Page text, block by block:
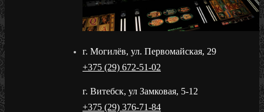
г. Могилёв, ул. Первомайская, 29
+375 (29) 672-51-02
г. Витебск, ул Замковая, 5-12
+375 (29) 376-71-84